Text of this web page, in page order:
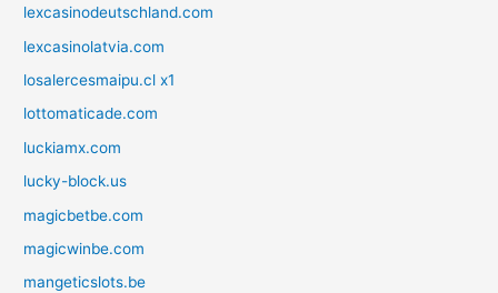
lexcasinodeutschland.com
lexcasinolatvia.com
losalercesmaipu.cl x1
lottomaticade.com
luckiamx.com
lucky-block.us
magicbetbe.com
magicwinbe.com
mangeticslots.be